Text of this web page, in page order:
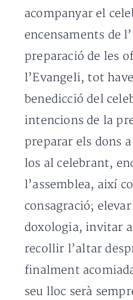
acompanyar el
encensaments de
preparació de les
l’Evangeli, tot
benedicció del
intencions de la
preparar els dons
los al celebrant,
l’assemblea, així
consagració;
doxologia, invitar
recollir l’altar
finalment
seu lloc serà